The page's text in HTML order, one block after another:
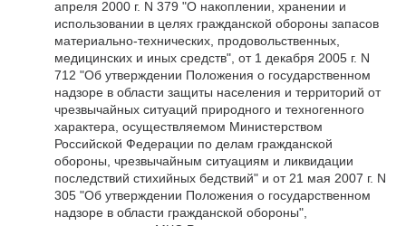
апреля 2000 г. N 379 "О накоплении, хранении и
использовании в целях гражданской обороны запасов
материально-технических, продовольственных,
медицинских и иных средств", от 1 декабря 2005 г. N
712 "Об утверждении Положения о государственном
надзоре в области защиты населения и территорий от
чрезвычайных ситуаций природного и техногенного
характера, осуществляемом Министерством
Российской Федерации по делам гражданской
обороны, чрезвычайным ситуациям и ликвидации
последствий стихийных бедствий" и от 21 мая 2007 г. N
305 "Об утверждении Положения о государственном
надзоре в области гражданской обороны",